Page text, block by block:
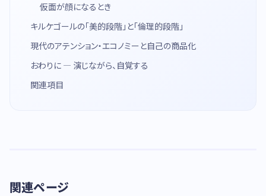
仮面が顔になるとき
キルケゴールの「美的段階」と「倫理的段階」
現代のアテンション・エコノミーと自己の商品化
おわりに — 演じながら、自覚する
関連項目
関連ページ